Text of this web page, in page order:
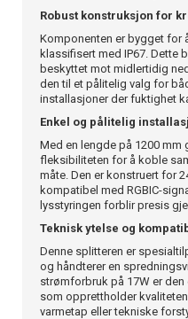
Robust konstruksjon for
Komponenten er bygget for
klassifisert med IP67. Dette
beskyttet mot midlertidig
den til et pålitelig valg for
installasjoner der fuktighet
Enkel og pålitelig
Med en lengde på 1200 mm
fleksibiliteten for å koble
måte. Den er konstruert for
kompatibel med RGBIC-
lysstyringen forblir presis
Teknisk ytelse og
Denne splitteren er
og håndterer en
strømforbruk på 17W er
som opprettholder
varmetap eller tekniske